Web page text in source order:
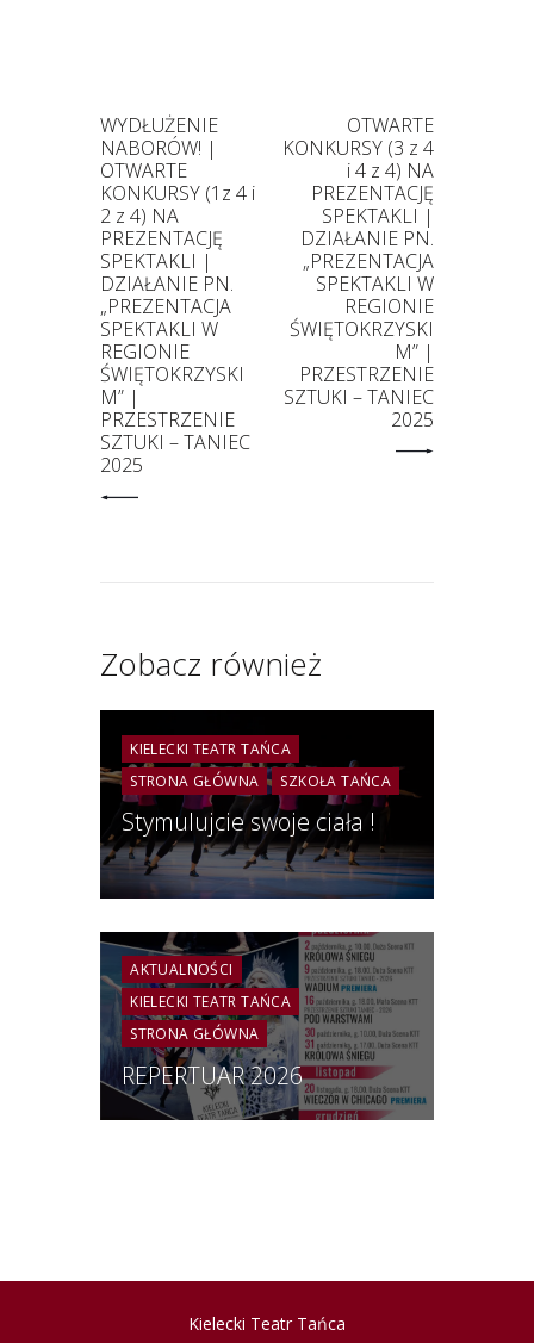
WYDŁUŻENIE
NABORÓW! |
OTWARTE
KONKURSY (1z 4 i
2 z 4) NA
PREZENTACJĘ
SPEKTAKLI |
DZIAŁANIE PN.
„PREZENTACJA
SPEKTAKLI W
REGIONIE
ŚWIĘTOKRZYSKI
M” |
PRZESTRZENIE
SZTUKI – TANIEC
2025
OTWARTE
KONKURSY (3 z 4
i 4 z 4) NA
PREZENTACJĘ
SPEKTAKLI |
DZIAŁANIE PN.
„PREZENTACJA
SPEKTAKLI W
REGIONIE
ŚWIĘTOKRZYSKI
M” |
PRZESTRZENIE
SZTUKI – TANIEC
2025
Zobacz również
KIELECKI TEATR TAŃCA
STRONA GŁÓWNA
SZKOŁA TAŃCA
Stymulujcie swoje ciała !
AKTUALNOŚCI
KIELECKI TEATR TAŃCA
STRONA GŁÓWNA
REPERTUAR 2026
Kielecki Teatr Tańca